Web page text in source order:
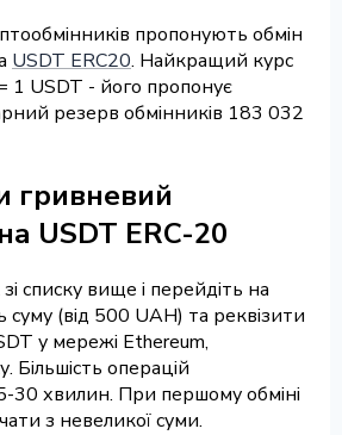
пропонують обмін
USDT ERC20. Найкращий курс
1 USDT - його пропонує
резерв обмінників 183 032
гривневий
USDT ERC-20
списку вище і перейдіть на
суму (від 500 UAH) та реквізити
у мережі Ethereum,
Більшість операцій
30 хвилин. При першому обміні
з невеликої суми.